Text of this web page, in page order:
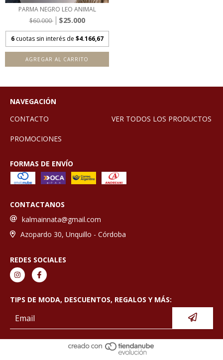
PARMA NEGRO LEO ANIMAL
$60.000
$25.000
6 cuotas sin interés de $4.166,67
AGREGAR AL CARRITO
NAVEGACIÓN
CONTACTO
VER TODOS LOS PRODUCTOS
PROMOCIONES
FORMAS DE ENVÍO
CONTACTANOS
kalmainnata@gmail.com
Azopardo 30, Unquillo - Córdoba
REDES SOCIALES
TIPS DE MODA, DESCUENTOS, REGALOS Y MÁS: